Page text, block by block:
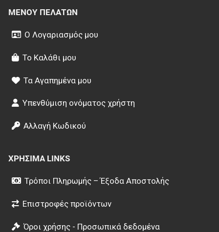
ΜΕΝΟΎ ΠΕΛΑΤΏΝ
Ο Λογαριασμός μου
Το Καλάθι μου
Τα Αγαπημένα μου
Υπενθύμιση ονόματος χρήστη
Αλλαγή Κωδικού
ΧΡΉΣΙΜΑ LINKS
Τρόποι Πληρωμής – Έξοδα Αποστολής
Επιστροφές προϊόντων
Όροι χρήσης - Προσωπικά δεδομένα